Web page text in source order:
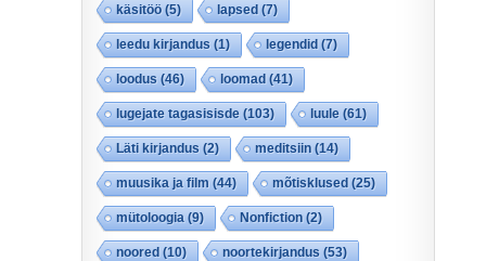
käsitöö(5) lapsed(7)
leedu kirjandus(1) legendid(7)
loodus(46) loomad(41)
lugejate tagasisisde(103) luule(61)
Läti kirjandus(2) meditsiin(14)
muusika ja film (44) mõtisklused(25)
mütoloogia (9) Nonfiction(2)
noored(10) noortekirjandus(53)